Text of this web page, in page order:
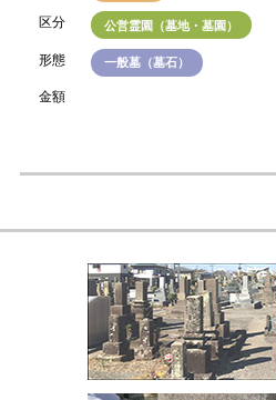
区分 公営霊園（墓地・墓園）
形態 一般墓（墓石）
金額